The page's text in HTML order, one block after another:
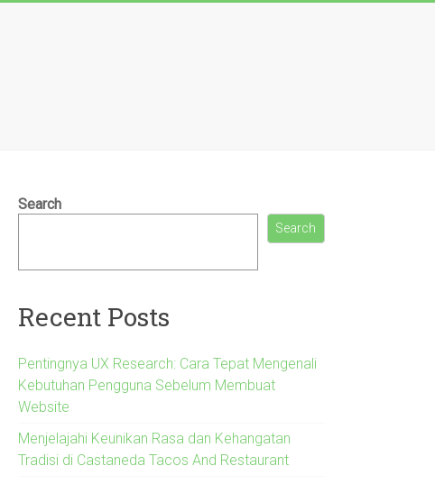
Search
Search
Recent Posts
Pentingnya UX Research: Cara Tepat Mengenali
Kebutuhan Pengguna Sebelum Membuat
Website
Menjelajahi Keunikan Rasa dan Kehangatan
Tradisi di Castaneda Tacos And Restaurant